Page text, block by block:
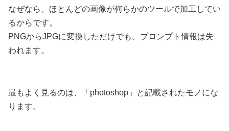
なぜなら、ほとんどの画像が何らかのツールで加工してい
るからです。
PNGからJPGに変換しただけでも、プロンプト情報は失
われます。
最もよく見るのは、「photoshop」と記載されたモノにな
ります。